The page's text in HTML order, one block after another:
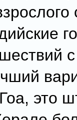
с
это